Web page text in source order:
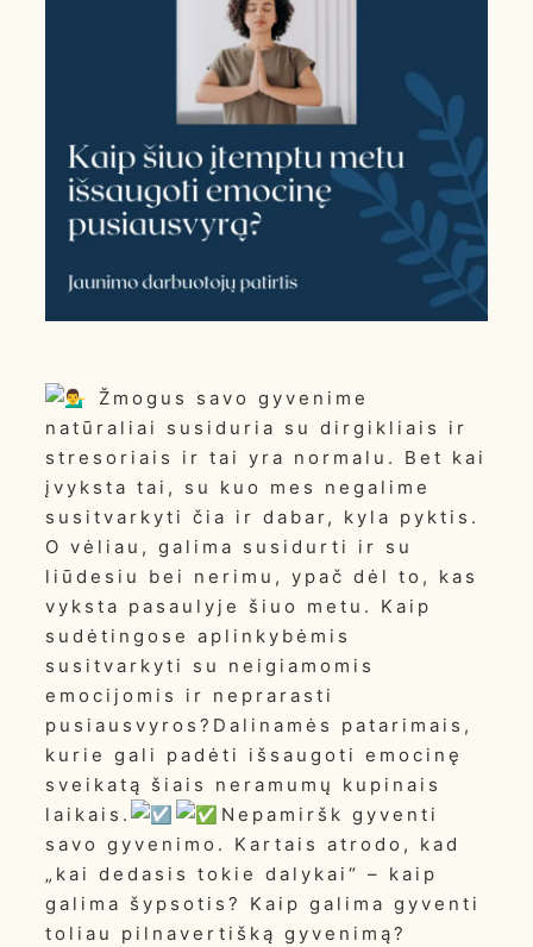
Žmogus savo gyvenime
natūraliai susiduria su dirgikliais ir
stresoriais ir tai yra normalu. Bet kai
įvyksta tai, su kuo mes negalime
susitvarkyti čia ir dabar, kyla pyktis.
O vėliau, galima susidurti ir su
liūdesiu bei nerimu, ypač dėl to, kas
vyksta pasaulyje šiuo metu. Kaip
sudėtingose aplinkybėmis
susitvarkyti su neigiamomis
emocijomis ir neprarasti
pusiausvyros?Dalinamės patarimais,
kurie gali padėti išsaugoti emocinę
sveikatą šiais neramumų kupinais
laikais.
Nepamiršk gyventi
savo gyvenimo. Kartais atrodo, kad
„kai dedasis tokie dalykai“ – kaip
galima šypsotis? Kaip galima gyventi
toliau pilnavertišką gyvenimą?